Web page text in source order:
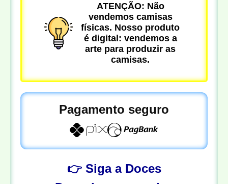
ATENÇÃO: Não
vendemos camisas
físicas. Nosso produto
é digital: vendemos a
arte para produzir as
camisas.
Pagamento seguro
👉 Siga a Doces